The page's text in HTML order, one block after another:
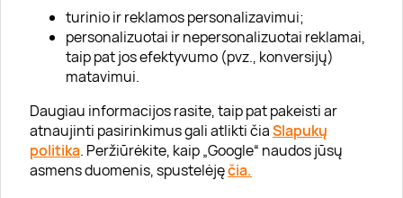
turinio ir reklamos personalizavimui;
personalizuotai ir nepersonalizuotai reklamai,
taip pat jos efektyvumo (pvz., konversijų)
matavimui.
Daugiau informacijos rasite, taip pat pakeisti ar
atnaujinti pasirinkimus gali atlikti čiaSlapukų
politika. Peržiūrėkite, kaip „Google“ naudos jūsų
asmens duomenis, spustelėjęčia.
Visi partneriai
Kontaktai
Tinklaraštis
Informacija